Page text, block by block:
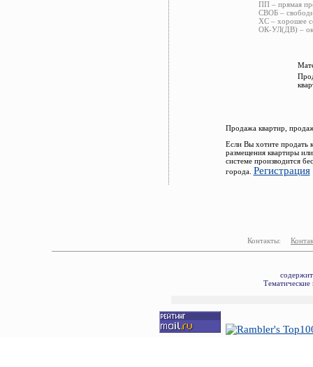
ПП – прямая
СВОБ –
ХС – хорошее
ОК-УЛ(ДВ) –
Продажа квартир,
Если Вы хотите продать
размещения квартиры
системе производится
города. Регистрация
Контакты:
Тематические